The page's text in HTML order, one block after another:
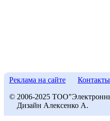
Реклама на сайте Контакты
© 2006-2025
Дизайн Алексенко А.